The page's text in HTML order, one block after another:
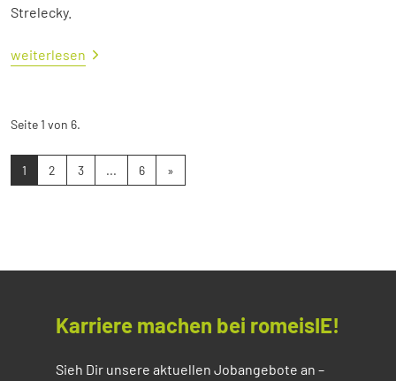
Strelecky.
weiterlesen
Seite 1 von 6.
1 2 3 ... 6 »
Karriere machen bei romeisIE!
Sieh Dir unsere aktuellen Jobangebote an –